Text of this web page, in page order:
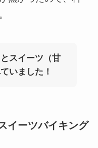
スイーツ（甘
いました！
イーツバイキング